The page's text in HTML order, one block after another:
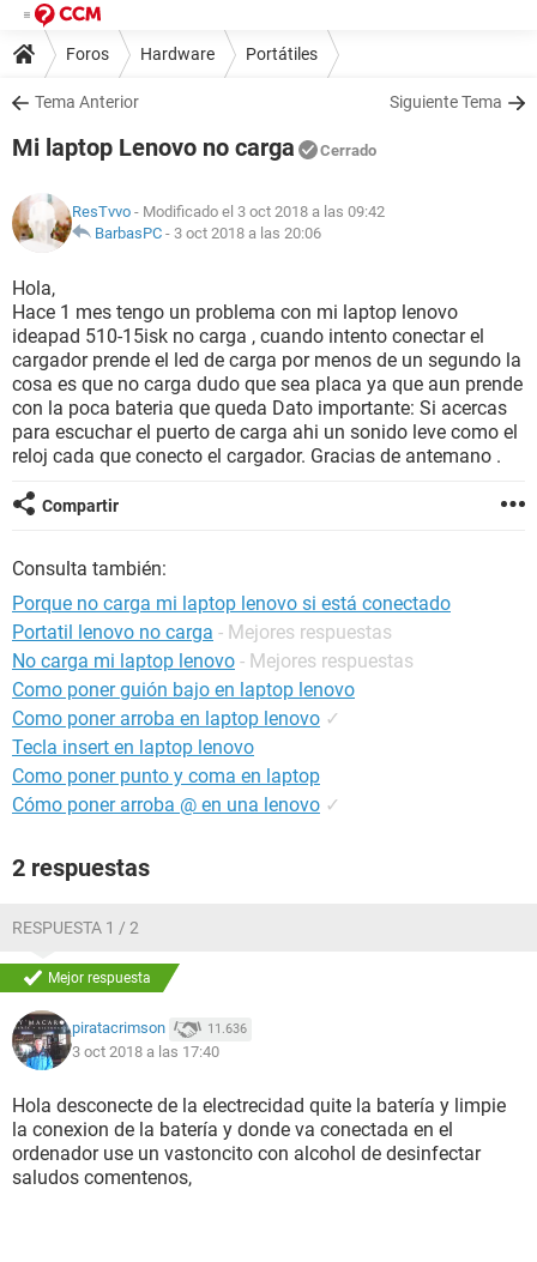
Foros Hardware Portátiles
Tema Anterior Siguiente Tema
Mi laptop Lenovo no carga Cerrado
ResTvvo - Modificado el 3 oct 2018 a las 09:42
BarbasPC - 3 oct 2018 a las 20:06
Hola,
Hace 1 mes tengo un problema con mi laptop lenovo
ideapad 510-15isk no carga , cuando intento conectar el
cargador prende el led de carga por menos de un segundo la
cosa es que no carga dudo que sea placa ya que aun prende
con la poca bateria que queda Dato importante: Si acercas
para escuchar el puerto de carga ahi un sonido leve como el
reloj cada que conecto el cargador. Gracias de antemano .
Compartir
Consulta también:
Porque no carga mi laptop lenovo si está conectado
Portatil lenovo no carga - Mejores respuestas
No carga mi laptop lenovo - Mejores respuestas
Como poner guión bajo en laptop lenovo
Como poner arroba en laptop lenovo ✓
Tecla insert en laptop lenovo
Como poner punto y coma en laptop
Cómo poner arroba @ en una lenovo ✓
2 respuestas
RESPUESTA 1 / 2
Mejor respuesta
piratacrimson 11.636
3 oct 2018 a las 17:40
Hola desconecte de la electrecidad quite la batería y limpie
la conexion de la batería y donde va conectada en el
ordenador use un vastoncito con alcohol de desinfectar
saludos comentenos,